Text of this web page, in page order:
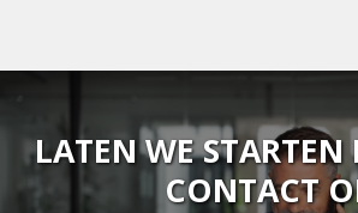
LATEN WE STARTEN
CONTACT